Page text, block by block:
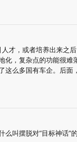
才，或者培养出来之
化，复杂点的功能很
这么多国有车企。后
么叫摆脱对“目标神话”